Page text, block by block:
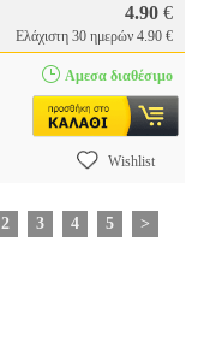
4.90 €
Ελάχιστη 30 ημερών 4.90 €
Αμεσα διαθέσιμο
Wishlist
2 3 4 5 >